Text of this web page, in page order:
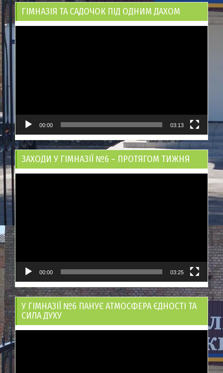
ГІМНАЗІЯ ТА САДОЧОК ПІД ОДНИМ ДАХОМ
00:00 03:13
ЗАХОДИ У ГІМНАЗІЇ №6 – ПРОТЯГОМ ТИЖНЯ
00:00 03:25
У ГІМНАЗІЇ №6 ПАНУЄ АТМОСФЕРА ЄДНОСТІ ТА
СИЛА ДУХУ